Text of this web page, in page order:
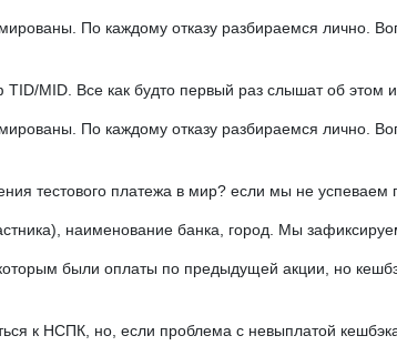
По каждому отказу разбираемся лично.
MID. Все как будто первый раз слышат об этом
По каждому отказу разбираемся лично.
тестового платежа в мир? если мы не успеваем
наименование банка, город. Мы
были оплаты по предыдущей акции, но
к НСПК, но, если проблема с невыплатой